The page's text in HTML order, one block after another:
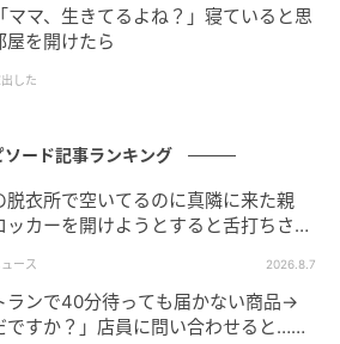
マ、生きてるよね？」寝ていると思
屋を開けたら
した
ソード記事ランキング
脱衣所で空いてるのに真隣に来た親
ッカーを開けようとすると舌打ちさ
手」
ース 2026.8.7
ランで40分待っても届かない商品→
ですか？」店員に問い合わせると…そ